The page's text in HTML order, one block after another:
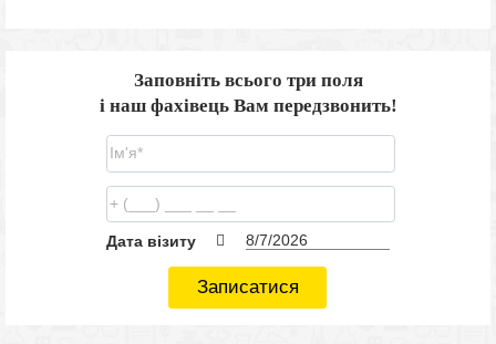
Заповніть всього три поля
і наш фахівець Вам передзвонить!
Дата візиту
Записатися